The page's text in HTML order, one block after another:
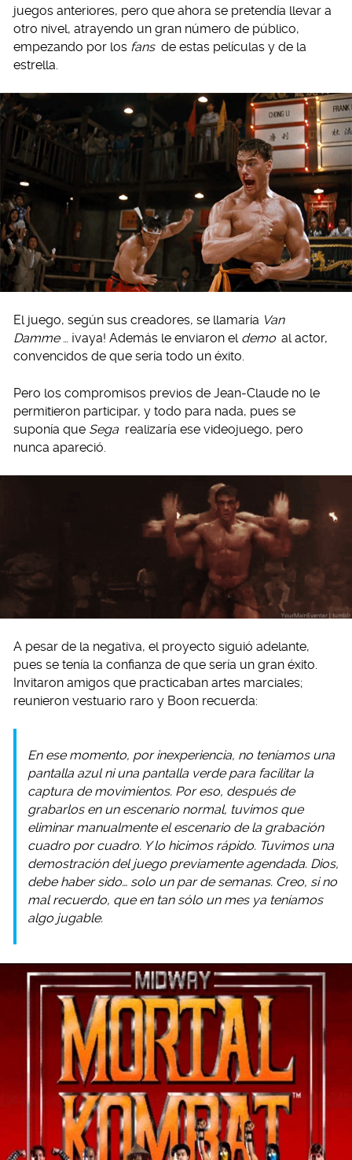
juegos anteriores, pero que ahora se pretendía llevar a
otro nivel, atrayendo un gran número de público,
empezando por los fans de estas películas y de la
estrella.
El juego, según sus creadores, se llamaría Van
Damme
… ¡vaya! Además le enviaron el demo al actor,
convencidos de que sería todo un éxito.
Pero los compromisos previos de Jean-Claude no le
permitieron participar, y todo para nada, pues se
suponía que Sega realizaría ese videojuego, pero
nunca apareció.
A pesar de la negativa, el proyecto siguió adelante,
pues se tenía la confianza de que sería un gran éxito.
Invitaron amigos que practicaban artes marciales;
reunieron vestuario raro y Boon recuerda:
En ese momento, por inexperiencia, no teníamos una
pantalla azul ni una pantalla verde para facilitar la
captura de movimientos. Por eso, después de
grabarlos en un escenario normal, tuvimos que
eliminar manualmente el escenario de la grabación
cuadro por cuadro. Y lo hicimos rápido. Tuvimos una
demostración del juego previamente agendada. Dios,
debe haber sido… solo un par de semanas. Creo, si no
mal recuerdo, que en tan sólo un mes ya teníamos
algo jugable.